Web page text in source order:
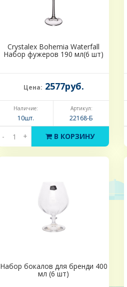
Crystalex Bohemia Waterfall
Набор фужеров 190 мл(6 шт)
Цена: 2577руб.
Наличие:
10шт.
Артикул:
22168-Б
- + В КОРЗИНУ
Набор бокалов для бренди 400
мл (6 шт)